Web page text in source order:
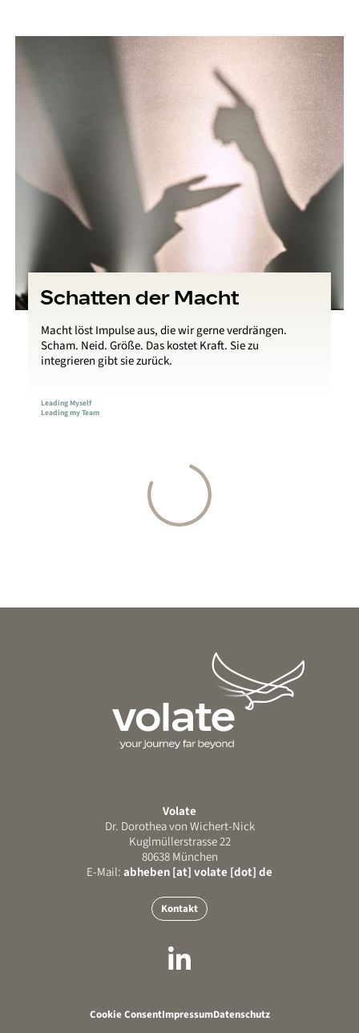
Schatten der Macht
Macht löst Impulse aus, die wir gerne verdrängen.
Scham. Neid. Größe. Das kostet Kraft. Sie zu
integrieren gibt sie zurück.
Leading Myself
Leading my Team
Volate
Dr. Dorothea von Wichert-Nick
Kuglmüllerstrasse 22
80638 München
E-Mail:abheben [at] volate [dot] de
Kontakt
Cookie ConsentImpressumDatenschutz